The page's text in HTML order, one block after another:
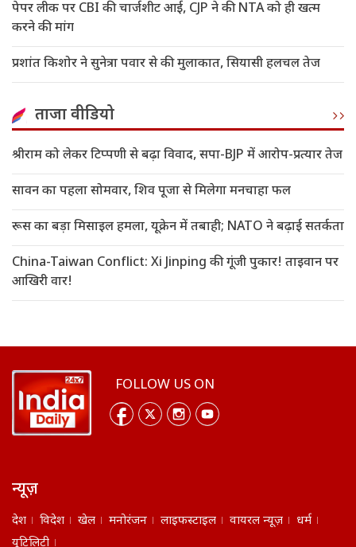
पेपर लीक पर CBI की चार्जशीट आई, CJP ने की NTA को ही खत्म
करने की मांग
प्रशांत किशोर ने सुनेत्रा पवार से की मुलाकात, सियासी हलचल तेज
ताजा वीडियो
श्रीराम को लेकर टिप्पणी से बढ़ा विवाद, सपा-BJP में आरोप-प्रत्यार तेज
सावन का पहला सोमवार, शिव पूजा से मिलेगा मनचाहा फल
रूस का बड़ा मिसाइल हमला, यूक्रेन में तबाही; NATO ने बढ़ाई सतर्कता
China-Taiwan Conflict: Xi Jinping की गूंजी पुकार! ताइवान पर
आखिरी वार!
FOLLOW US ON
न्यूज़
देश विदेश खेल मनोरंजन लाइफस्टाइल वायरल न्यूज़
धर्म
यूटिलिटी